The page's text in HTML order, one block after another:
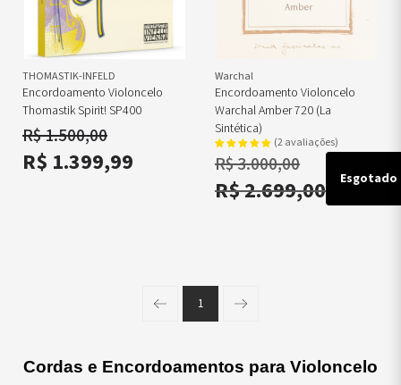
THOMASTIK-INFELD
Encordoamento Violoncelo
Thomastik Spirit! SP400
R$ 1.500,00
R$ 1.399,99
Warchal
Encordoamento Violoncelo
Warchal Amber 720 (La
Sintética)
(2 avaliações)
R$ 3.000,00
R$ 2.699,00 Esgotado
Página anterior
1 Próxima página
Cordas e Encordoamentos para Violoncelo